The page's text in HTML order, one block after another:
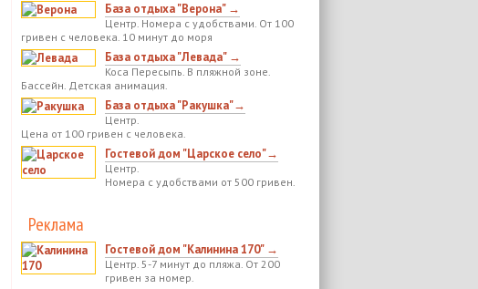
База отдыха "Верона" →
Центр. Номера с удобствами. От 100
гривен с человека. 10 минут до моря
База отдыха "Левада" →
Коса Пересыпь. В пляжной зоне.
Бассейн. Детская анимация.
База отдыха "Ракушка"→
Центр.
Цена от 100 гривен с человека.
Гостевой дом "Царское село"→
Центр.
Номера с удобствами от 500 гривен.
Реклама
Гостевой дом "Калинина 170" →
Центр. 5-7 минут до пляжа. От 200
гривен за номер.